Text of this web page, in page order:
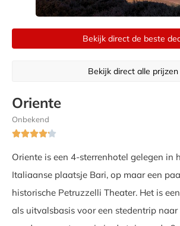
Bekijk direct de beste
Bekijk direct alle prijzen
Oriente
Onbekend

Oriente is een 4-sterrenhotel gelegen in
Italiaanse plaatsje Bari, op maar een
historische Petruzzelli Theater. Het is
als uitvalsbasis voor een stedentrip naar